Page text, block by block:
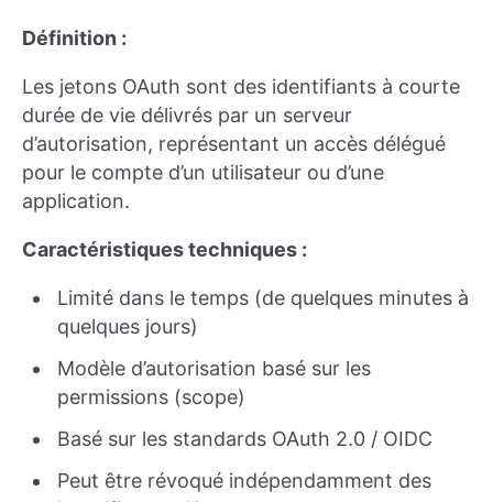
Définition :
Les jetons OAuth sont des identifiants à courte
durée de vie délivrés par un serveur
d’autorisation, représentant un accès délégué
pour le compte d’un utilisateur ou d’une
application.
Caractéristiques techniques :
Limité dans le temps (de quelques minutes à
quelques jours)
Modèle d’autorisation basé sur les
permissions (scope)
Basé sur les standards OAuth 2.0 / OIDC
Peut être révoqué indépendamment des